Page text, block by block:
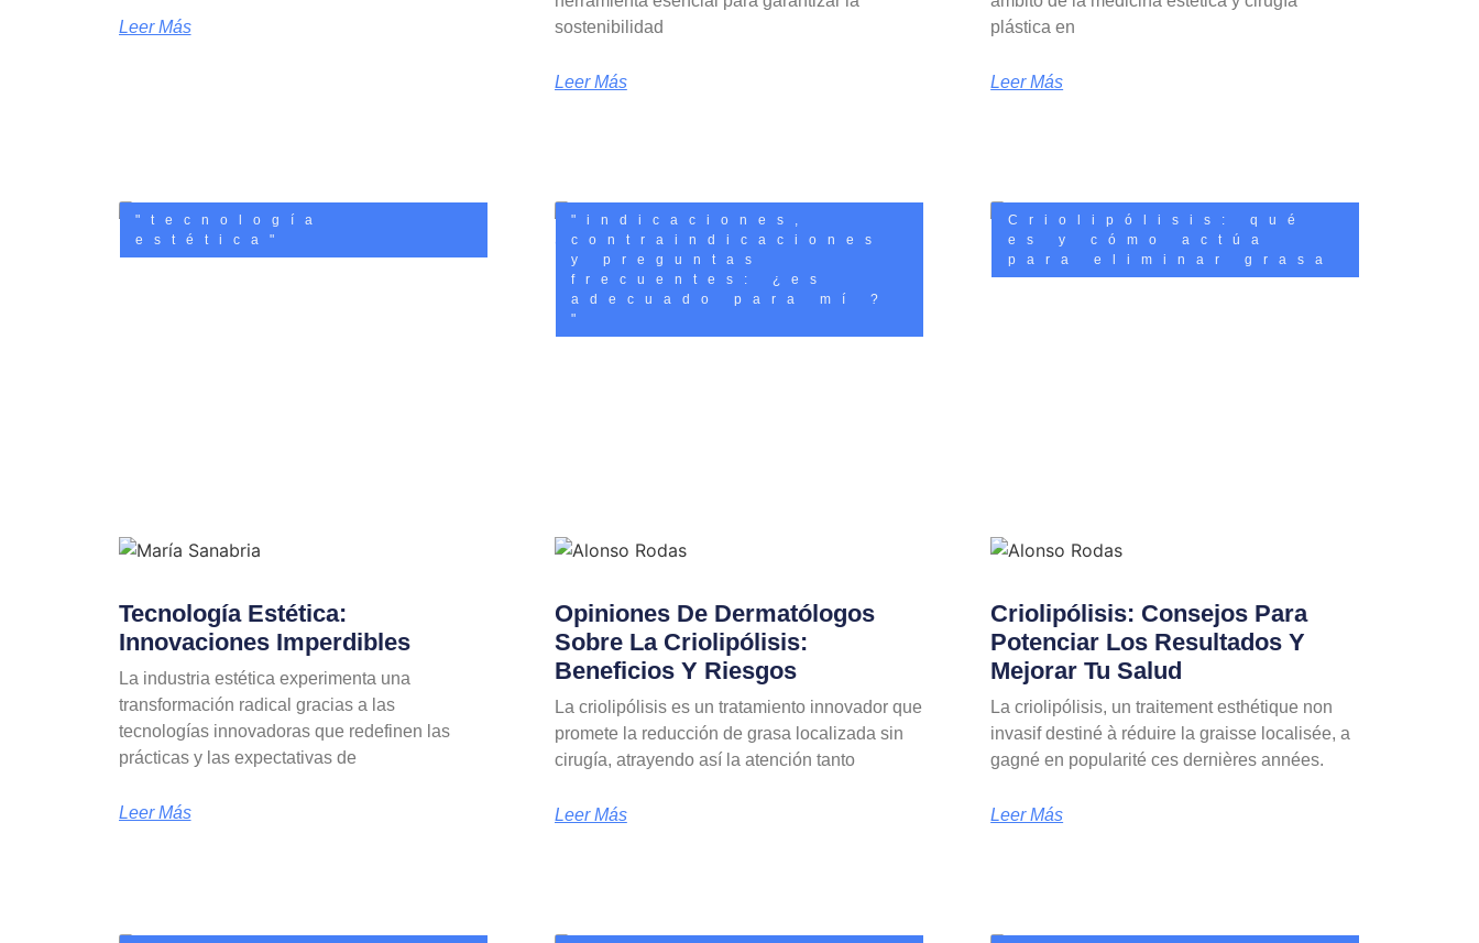
Leer Más
sostenibilidad
Leer Más
plástica en
Leer Más
"tecnología
estética"
Tecnología Estética:
Innovaciones Imperdibles
La industria estética experimenta una
transformación radical gracias a las
tecnologías innovadoras que redefinen las
prácticas y las expectativas de
Leer Más
"indicaciones,
contraindicaciones
y preguntas
frecuentes: ¿es
adecuado para mí ?
"
Opiniones De Dermatólogos
Sobre La Criolipólisis:
Beneficios Y Riesgos
La criolipólisis es un tratamiento innovador que
promete la reducción de grasa localizada sin
cirugía, atrayendo así la atención tanto
Leer Más
Criolipólisis: qué
es y cómo actúa
para eliminar grasa
Criolipólisis: Consejos Para
Potenciar Los Resultados Y
Mejorar Tu Salud
La criolipólisis, un traitement esthétique non
invasif destiné à réduire la graisse localisée, a
gagné en popularité ces dernières années.
Leer Más